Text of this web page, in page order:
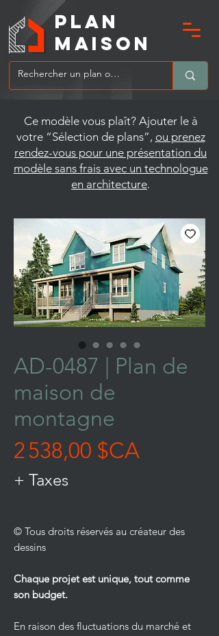
MAIsoN
PLAN
Ce modèle vous plaît? Ajouter le à
votre “Sélection de plans”, ou prenez
rendez-vous pour une présentation du
modèle sans frais avec un technologue
en architecture.
AD-0487 | Plan de
maison de
montagne
2 538,00 $CAPrix
+ Taxes
© Tous droits réservés au créateur des
dessins
Chaque projet est unique, tout comme
son budget.
En raison des fluctuations du marché et